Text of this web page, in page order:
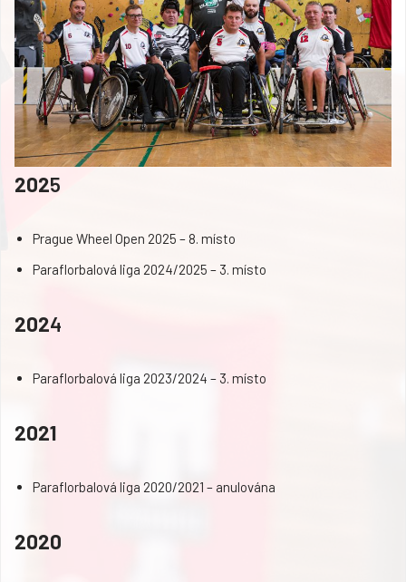
2025
Prague Wheel Open 2025 – 8. místo
Paraflorbalová liga 2024/2025 – 3. místo
2024
Paraflorbalová liga 2023/2024 – 3. místo
2021
Paraflorbalová liga 2020/2021 – anulována
2020